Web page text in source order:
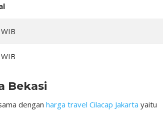
Bekasi
dengan harga travel Cilacap Jakarta yaitu